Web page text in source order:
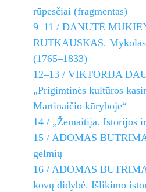
rūpesčiai (fragmentas)
9–11 / DANUTĖ
RUTKAUSKAS.
(1765–1833)
12–13 / VIKTORIJA
„Prigimtinės kultūros
Martinaičio kūryboje“
14 / „Žemaitija. Istorijos
15 / ADOMAS
gelmių
16 / ADOMAS
kovų didybė. Išlikimo